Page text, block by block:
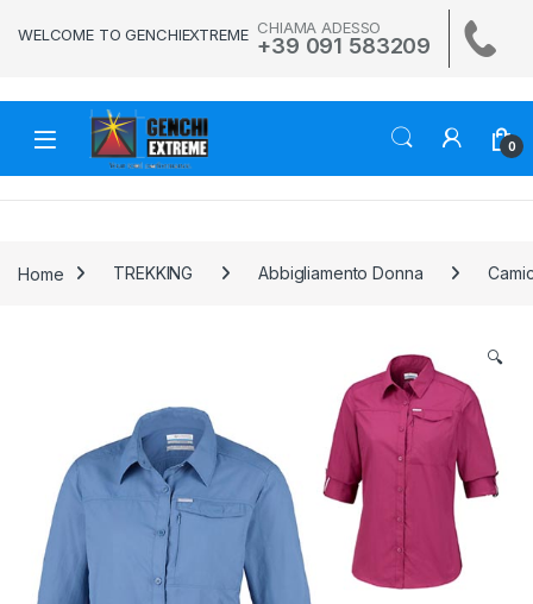
WELCOME TO GENCHIEXTREME CHIAMA ADESSO
+39 091 583209
0
Home TREKKING Abbigliamento Donna
🔍